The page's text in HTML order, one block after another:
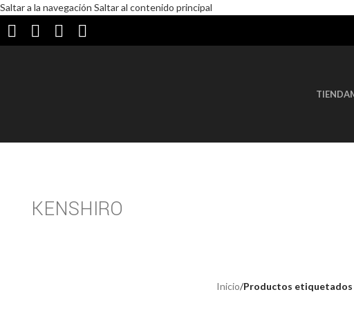
Saltar a la navegación Saltar al contenido principal
TIENDA
KENSHIRO
Inicio/Productos etiquetados